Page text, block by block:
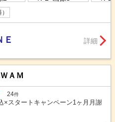
Ｅ 詳細
ＡＭ
24件
×スタートキャンペーン1ヶ月月謝